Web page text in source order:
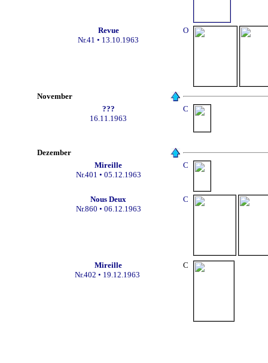
Revue
Nr.41 • 13.10.1963
O
November
???
16.11.1963
C
Dezember
Mireille
Nr.401 • 05.12.1963
C
Nous Deux
Nr.860 • 06.12.1963
C
Mireille
Nr.402 • 19.12.1963
C